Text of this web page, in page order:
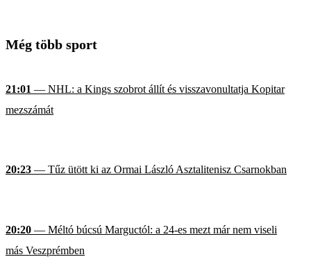
Még több sport
21:01 — NHL: a Kings szobrot állít és visszavonultatja Kopitar
mezszámát
20:23 — Tűz ütött ki az Ormai László Asztalitenisz Csarnokban
20:20 — Méltó búcsú Marguctól: a 24-es mezt már nem viseli
más Veszprémben